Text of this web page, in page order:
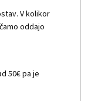
V kolikor
oddajo
50€ pa je